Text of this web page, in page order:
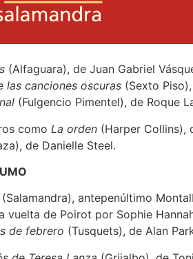
(Alfaguara), de Juan Gabriel
las canciones oscuras (Sexto
(Fulgencio Pimentel), de Roque
como La orden (Harper Collins),
de Danielle Steel.
(Salamandra), antepenúltimo
vuelta de Poirot por Sophie
de febrero (Tusquets), de Alan